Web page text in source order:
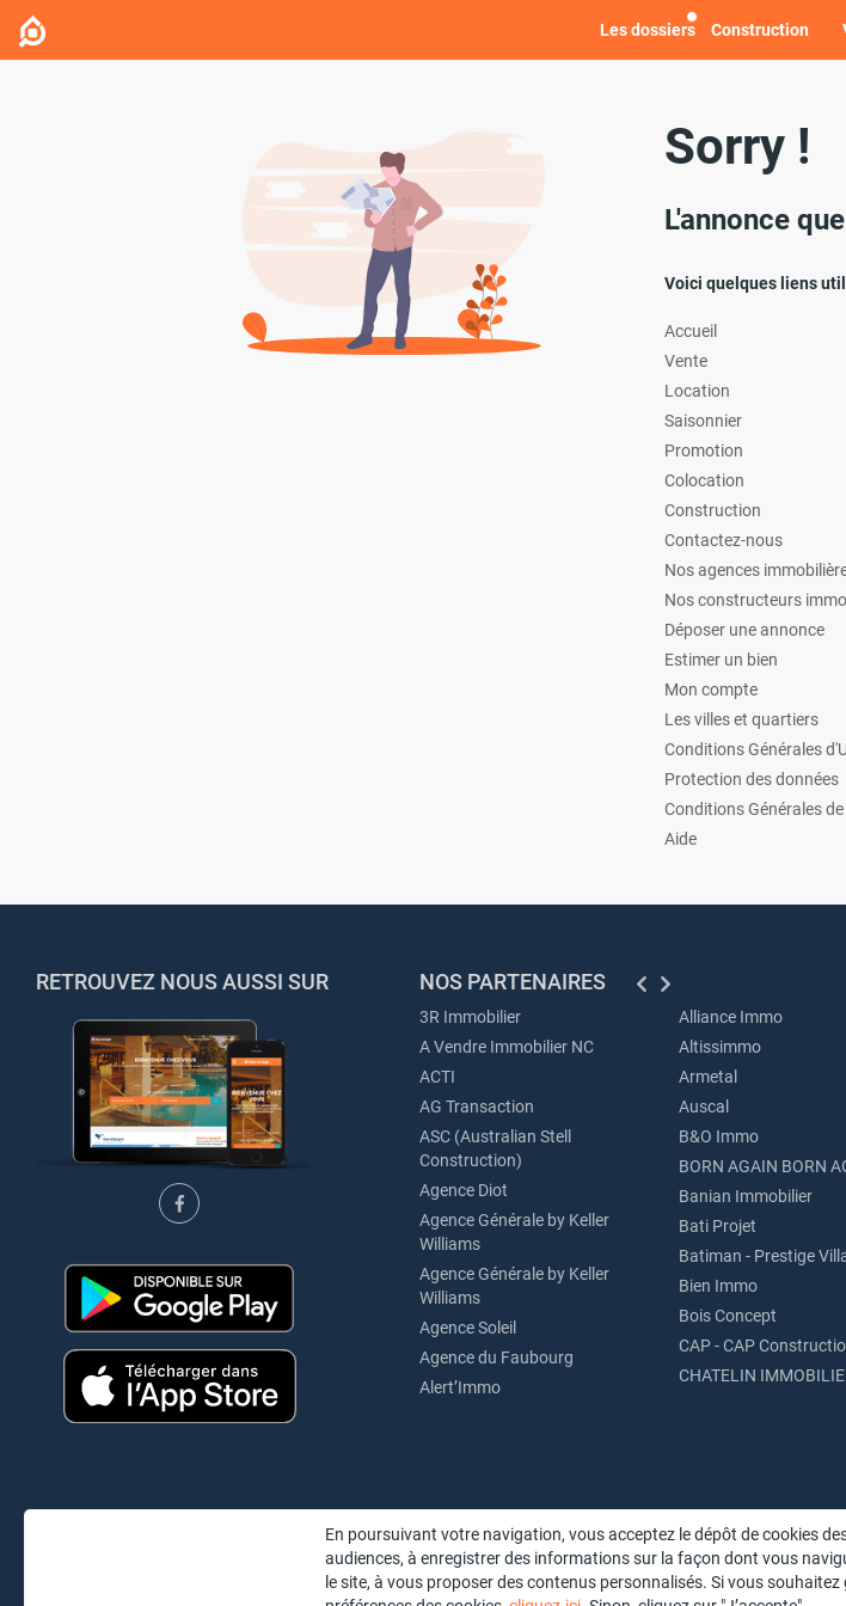
Les dossiers Construction
Sorry !
L'annonce
Voici quelques liens
Accueil
Vente
Location
Saisonnier
Promotion
Colocation
Construction
Contactez-nous
Nos agences
Nos constructeurs
Déposer une annonce
Estimer un bien
Mon compte
Les villes et quartiers
Conditions Générales
Protection des données
Conditions Générales
Aide
RETROUVEZ NOUS AUSSI SUR NOS PARTENAIRES
3R Immobilier
A Vendre Immobilier NC
ACTI
AG Transaction
ASC (Australian Stell
Construction)
Agence Diot
Agence Générale by Keller
Williams
Agence Générale by Keller
Williams
Agence Soleil
Agence du Faubourg
Alert’Immo
Alliance Immo
Altissimmo
Armetal
Auscal
B&O Immo
BORN AGAIN BORN
Banian Immobilier
Bati Projet
Batiman - Prestige
Bien Immo
Bois Concept
CAP - CAP
CHATELIN
En poursuivant votre navigation, vous acceptez le dépôt de cookies
audiences, à enregistrer des informations sur la façon dont vous
le site, à vous proposer des contenus personnalisés. Si vous souhaitez